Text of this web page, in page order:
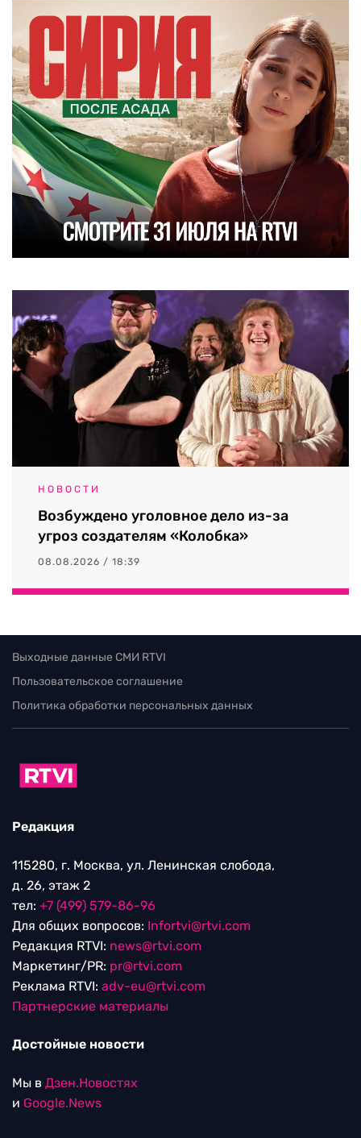
НОВОСТИ
Возбуждено уголовное дело из-за
угроз создателям «Колобка»
08.08.2026 / 18:39
Выходные данные СМИ RTVI
Пользовательское соглашение
Политика обработки персональных данных
Редакция
115280, г. Москва, ул. Ленинская слобода,
д. 26, этаж 2
тел: +7 (499) 579-86-96
Для общих вопросов: Infortvi@rtvi.com
Редакция RTVI: news@rtvi.com
Маркетинг/PR: pr@rtvi.com
Реклама RTVI: adv-eu@rtvi.com
Партнерские материалы
Достойные новости
Мы в Дзен.Новостях
и Google.News